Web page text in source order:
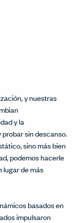
y nuestras
y la
sin descanso.
sino más bien
podemos hacerle
de más
basados en
impulsaron